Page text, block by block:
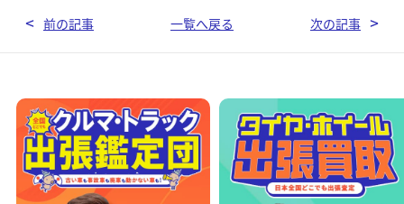
前の記事 一覧へ戻る 次の記事